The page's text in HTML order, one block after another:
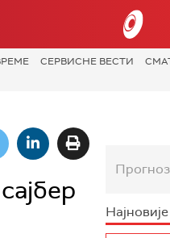
СЕРВИСНЕ ВЕСТИ
Најновије